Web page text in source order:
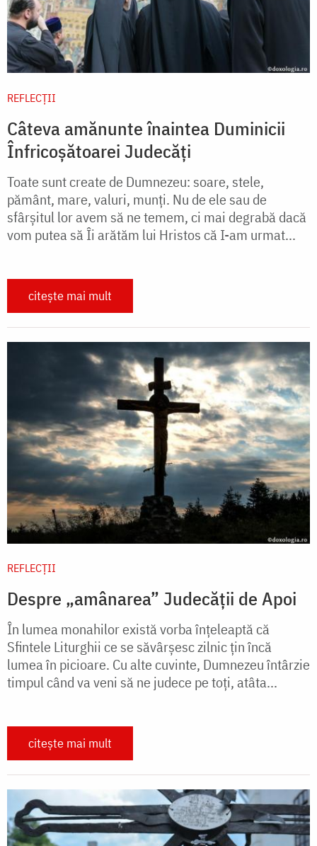
REFLECȚII
Câteva amănunte înaintea Duminicii
Înfricoșătoarei Judecăți
Toate sunt create de Dumnezeu: soare, stele,
pământ, mare, valuri, munți. Nu de ele sau de
sfârșitul lor avem să ne temem, ci mai degrabă dacă
vom putea să Îi arătăm lui Hristos că I-am urmat...
citește mai mult
REFLECȚII
Despre „amânarea” Judecății de Apoi
În lumea monahilor există vorba înțeleaptă că
Sfintele Liturghii ce se săvârșesc zilnic țin încă
lumea în picioare. Cu alte cuvinte, Dumnezeu întârzie
timpul când va veni să ne judece pe toți, atâta...
citește mai mult